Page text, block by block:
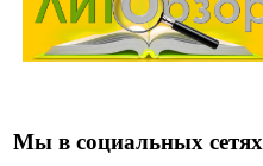
Мы в социальных сетях